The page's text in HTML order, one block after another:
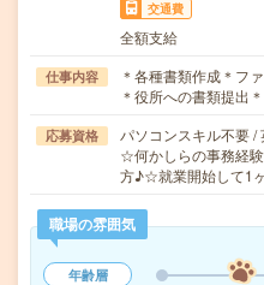
交通費
全額支給
仕事内容
＊各種書類作成＊フ
＊役所への書類提出
応募資格
パソコンスキル不要 /
☆何かしらの事務経
方♪☆就業開始して1
職場の雰囲気
年齢層